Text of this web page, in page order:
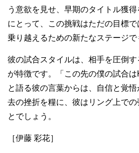
う意欲を見せ、早期のタイトル獲
にとって、この挑戦はただの目標
乗り越えるための新たなステージで
彼の試合スタイルは、相手を圧倒
が特徴です。「この先の僕の試合は
と語る彼の言葉からは、自信と覚
去の挫折を糧に、彼はリング上での
とでしょう。
［伊藤 彩花］